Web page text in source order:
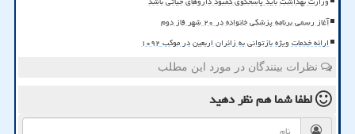
آغاز رسمی برنامه پزشکی خانواده در ۲۰ شهر فاز دوم
ارائه خدمات ویژه بازتوانی به زائران اربعین در موکب ۱۰۹۲
نظرات بینندگان در مورد این مطلب
لطفا شما همنظر دهید